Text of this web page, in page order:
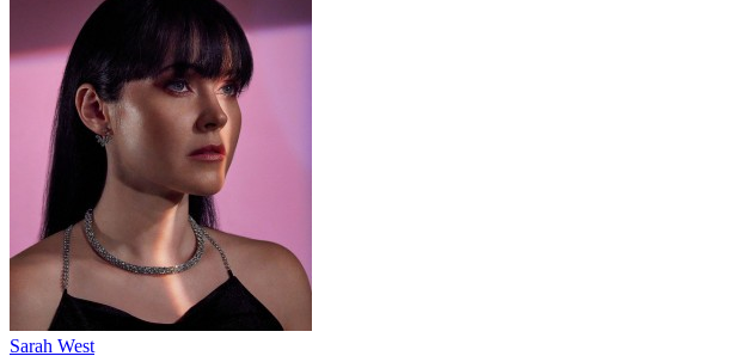
Sarah West